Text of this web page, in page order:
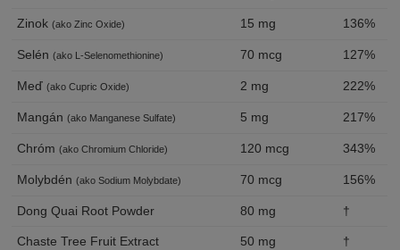
Zinok(ako Zinc Oxide) 15 mg 136%
Selén(ako L-Selenomethionine) 70 mcg 127%
Meď(ako Cupric Oxide) 2 mg 222%
Mangán(ako Manganese Sulfate) 5 mg 217%
Chróm(ako Chromium Chloride) 120 mcg 343%
Molybdén(ako Sodium Molybdate) 70 mcg 156%
Dong Quai Root Powder 80 mg †
Chaste Tree Fruit Extract 50 mg †